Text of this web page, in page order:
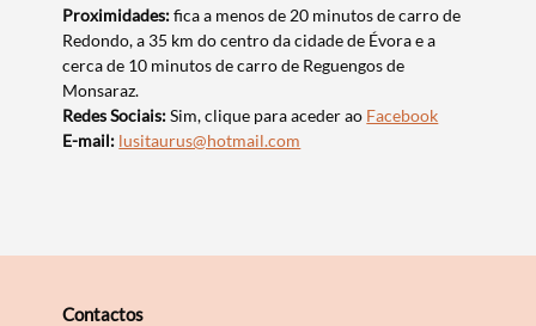
Proximidades:fica a menos de 20 minutos de carro de
Redondo, a 35 km do centro da cidade de Évora e a
cerca de 10 minutos de carro de Reguengos de
Monsaraz.
Redes Sociais:Sim, clique para aceder ao Facebook
E-mail: lusitaurus@hotmail.com
Contactos